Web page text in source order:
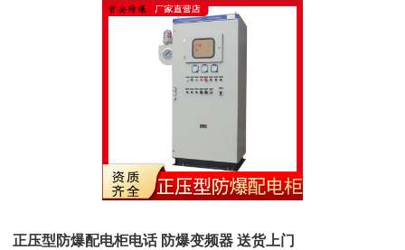
正压型防爆配电柜电话 防爆变频器 送货上门